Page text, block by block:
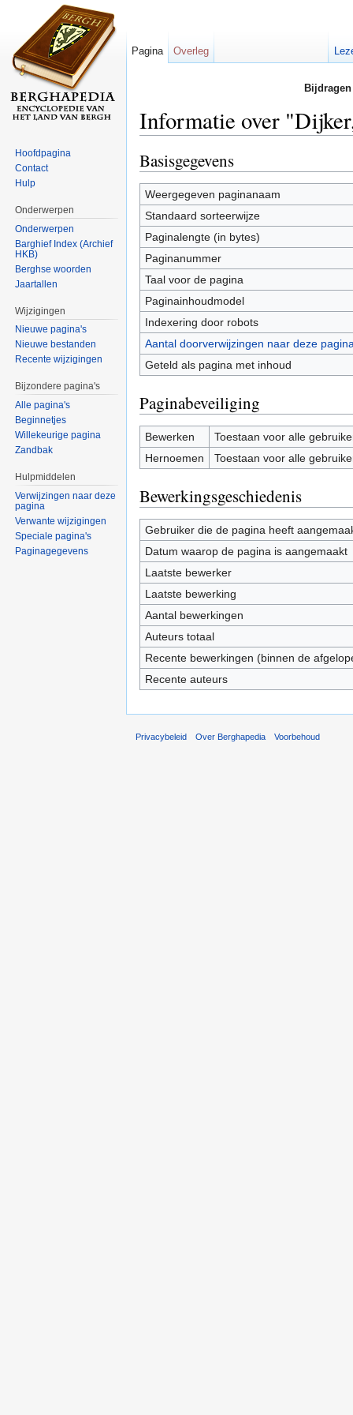
Informatie over
Basisgegevens
Weergegeven paginanaam
Standaard sorteerwijze
Paginalengte (in bytes)
Paginanummer
Taal voor de pagina
Paginainhoudmodel
Indexering door robots
Aantal doorverwijzingen naar deze
Geteld als pagina met inhoud
Paginabeveiliging
Bewerken
Toestaan voor alle
Hernoemen
Toestaan voor alle
Bewerkingsgeschiedenis
Gebruiker die de pagina heeft
Datum waarop de pagina is aangemaakt
Laatste bewerker
Laatste bewerking
Aantal bewerkingen
Auteurs totaal
Recente bewerkingen (binnen de
Recente auteurs
Pagina Overleg
Hoofdpagina
Contact
Hulp
Onderwerpen
Onderwerpen
Barghief Index (Archief
HKB)
Berghse woorden
Jaartallen
Wijzigingen
Nieuwe pagina's
Nieuwe bestanden
Recente wijzigingen
Bijzondere pagina's
Alle pagina's
Beginnetjes
Willekeurige pagina
Zandbak
Hulpmiddelen
Verwijzingen naar deze
pagina
Verwante wijzigingen
Speciale pagina's
Paginagegevens
Privacybeleid Over Berghapedia Voorbehoud